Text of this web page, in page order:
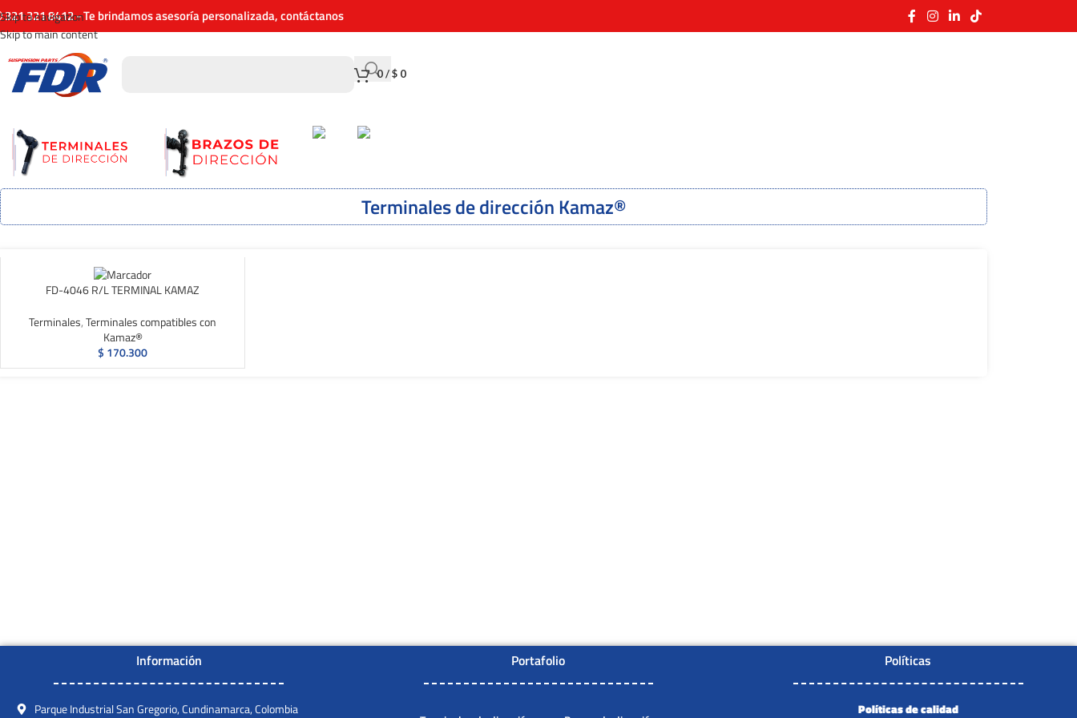
Skip to navigation
Skip to main content
321 321 8412 - Te brindamos asesoría personalizada, contáctanos
0/ $ 0
Terminales de dirección Kamaz®
FD-4046 R/L TERMINAL KAMAZ
Terminales,Terminales compatibles con
Kamaz®
$ 170.300
Información
Parque Industrial San Gregorio, Cundinamarca, Colombia
Portafolio Políticas
Políticas de calidad